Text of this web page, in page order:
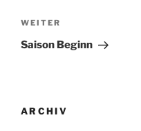
Nächster
Beitrag
WEITER
Saison Beginn
ARCHIV